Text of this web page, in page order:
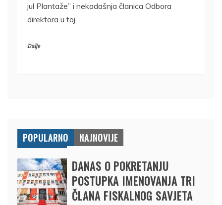
jul Plantaže” i nekadašnja članica Odbora
direktora u toj
Dalje
POPULARNO NAJNOVIJE
DANAS O POKRETANJU
POSTUPKA IMENOVANJA TRI
ČLANA FISKALNOG SAVJETA